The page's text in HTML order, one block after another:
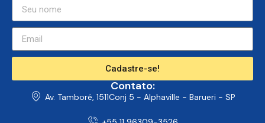
Cadastre-se!
Contato:
Av. Tamboré, 1511Conj 5 - Alphaville - Barueri - SP